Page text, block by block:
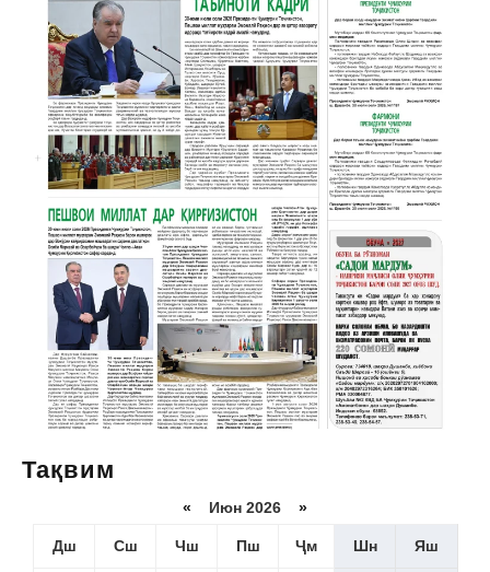
Тақвим
« Июн 2026 »
Дш Сш Чш Пш Ҷм Шн Яш